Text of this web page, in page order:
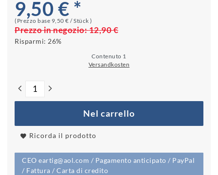
9,50 € *
(Prezzo base 9,50 € / Stück )
Prezzo in negozio:12,90 €
Risparmi: 26%
Contenuto 1
Versandkosten
Nel carrello
Ricorda il prodotto
CEO eartig@aol.com / Pagamento anticipato / PayPal
/ Fattura / Carta di credito